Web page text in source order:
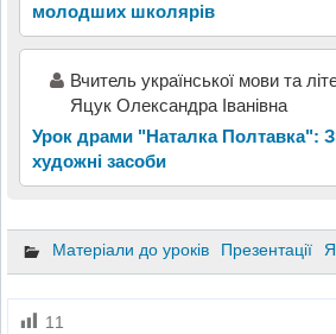
молодших школярів
Вчитель української мови та
Яцук Олександра Іванівна
Урок драми "Наталка Полтавка":
художні засоби
Матеріали до уроків Презентації Я
11